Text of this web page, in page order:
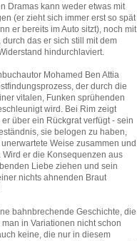
Dramas kann weder etwas mit
(er zieht sich immer erst so spät
er bereits im Auto sitzt), noch mit
das er sich still mit dem
hindurchlaviert.
Mohamed Ben Attia
der durch die
vitalen, Funken sprühenden
wird. Bei Rim zeigt
über ein Rückgrat verfügt - sein
sie belogen zu haben,
Weise zusammen und
Wird er die Konsequenzen aus
Liebe ziehen und sein
nichts ahnenden Braut
bahnbrechende Geschichte, die
in Variationen nicht schon
keine, die nur in diesem